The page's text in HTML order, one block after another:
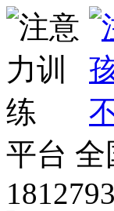
平台 全